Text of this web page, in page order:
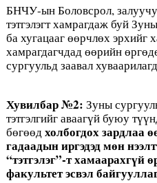
БНЧУ-ын Боловсрол,
тэтгэлэгт хамрагдаж буй
ба хугацааг өөрчлөх эрхийг
хамрагдагчдад өөрийн
сургуульд заавал
Хувилбар №2: Зуны
тэтгэлгийг аваагүй буюу
бөгөөдхолбогдох зардлаа
гадаадын иргэдэд мөннээлт
“тэтгэлэг”-т хамаарахгүйө
факультет эсвэл